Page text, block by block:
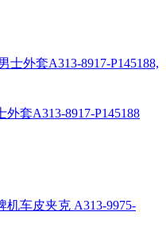
套A313-8917-P145188